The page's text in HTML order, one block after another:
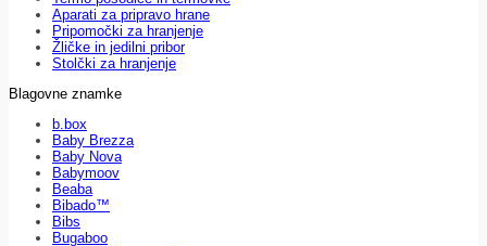
Aparati za pripravo hrane
Pripomočki za hranjenje
Žličke in jedilni pribor
Stolčki za hranjenje
Blagovne znamke
b.box
Baby Brezza
Baby Nova
Babymoov
Beaba
Bibado™
Bibs
Bugaboo